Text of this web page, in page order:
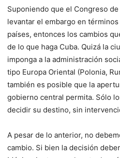
Suponiendo que el Congreso
levantar el embargo en
países, entonces los cambios
de lo que haga Cuba. Quizá la
imponga a la administración
tipo Europa Oriental (Polonia,
también es posible que la
gobierno central permita. Sólo
decidir su destino, sin
A pesar de lo anterior, no
cambio. Si bien la decisión